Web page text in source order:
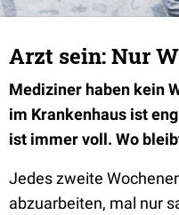
Arzt sein: Nur
Mediziner haben kein
im Krankenhaus ist
ist immer voll. Wo
Jedes zweite
abzuarbeiten, mal nur